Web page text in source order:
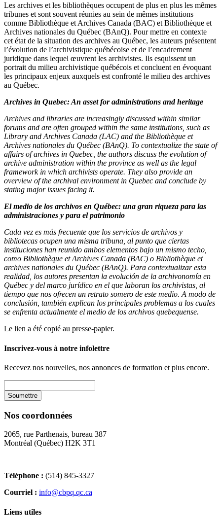
Les archives et les bibliothèques occupent de plus en plus les mêmes
tribunes et sont souvent réunies au sein de mêmes institutions
comme Bibliothèque et Archives Canada (BAC) et Bibliothèque et
Archives nationales du Québec (BAnQ). Pour mettre en contexte
cet état de la situation des archives au Québec, les auteurs présentent
l’évolution de l’archivistique québécoise et de l’encadrement
juridique dans lequel œuvrent les archivistes. Ils esquissent un
portrait du milieu archivistique québécois et concluent en évoquant
les principaux enjeux auxquels est confronté le milieu des archives
au Québec.
Archives in Quebec: An asset for administrations and heritage
Archives and libraries are increasingly discussed within similar
forums and are often grouped within the same institutions, such as
Library and Archives Canada (LAC) and the Bibliothèque et
Archives nationales du Québec (BAnQ). To contextualize the state of
affairs of archives in Quebec, the authors discuss the evolution of
archive administration within the province as well as the legal
framework in which archivists operate. They also provide an
overview of the archival environment in Quebec and conclude by
stating major issues facing it.
El medio de los archivos en Québec: una gran riqueza para las
administraciones y para el patrimonio
Cada vez es más frecuente que los servicios de archivos y
bibliotecas ocupen una misma tribuna, al punto que ciertas
instituciones han reunido ambos elementos bajo un mismo techo,
como Bibliothèque et Archives Canada (BAC) o Bibliothèque et
archives nationales du Québec (BAnQ). Para contextualizar esta
realidad, los autores presentan la evolución de la archivonomía en
Québec y del marco jurídico en el que laboran los archivistas, al
tiempo que nos ofrecen un retrato somero de este medio. A modo de
conclusión, también explican los principales problemas a los cuales
se enfrenta actualmente el medio de los archivos quebequense.
Le lien a été copié au presse-papier.
Inscrivez-vous à notre infolettre
Recevez nos nouvelles, nos annonces de formation et plus encore.
Nos coordonnées
2065, rue Parthenais, bureau 387
Montréal (Québec) H2K 3T1
Téléphone : (514) 845-3327
Courriel : info@cbpq.qc.ca
Liens utiles